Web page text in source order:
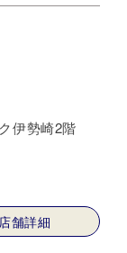
伊勢崎2階
店舗詳細